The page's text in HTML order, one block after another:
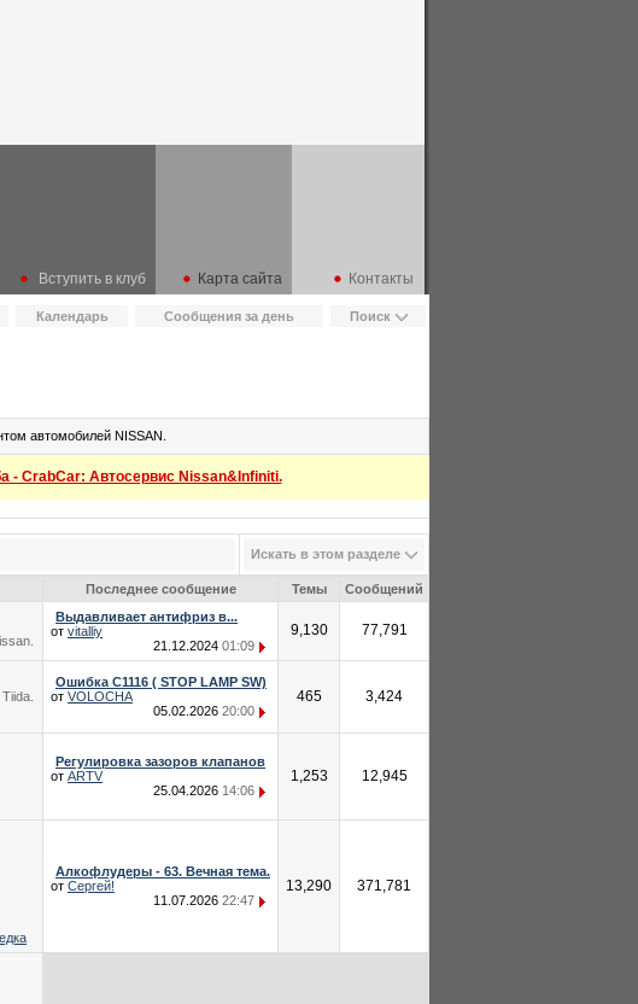
Вступить в клуб Карта сайта
Контакты
Календарь Сообщения за день Поиск
автомобилей NISSAN.
- CrabCar: Автосервис Nissan&Infiniti.
Искать в этом разделе
Последнее сообщение Темы Сообщений
Выдавливает антифриз в...
от vitalliy
21.12.2024 01:09
9,130 77,791
Ошибка C1116 ( STOP LAMP SW)
от VOLOCHA
05.02.2026 20:00
465 3,424
Регулировка зазоров клапанов
от ARTV
25.04.2026 14:06
1,253 12,945
Алкофлудеры - 63. Вечная тема.
от Сергей!
11.07.2026 22:47
13,290 371,781